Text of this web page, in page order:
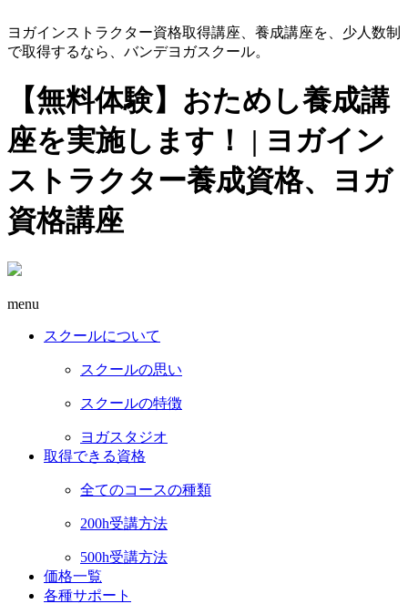
ヨガインストラクター資格取得講座、養成講座を、少人数制
で取得するなら、バンデヨガスクール。
【無料体験】おためし養成講
座を実施します！ | ヨガイン
ストラクター養成資格、ヨガ
資格講座
menu
スクールについて
スクールの思い
スクールの特徴
ヨガスタジオ
取得できる資格
全てのコースの種類
200h受講方法
500h受講方法
価格一覧
各種サポート